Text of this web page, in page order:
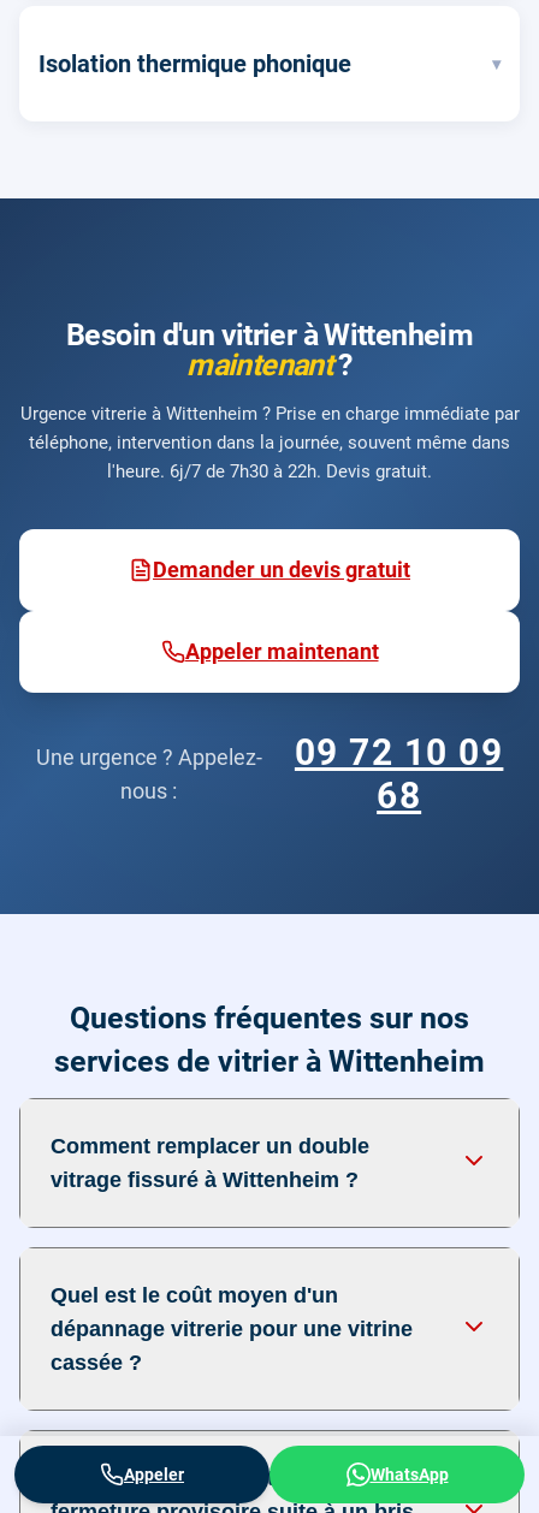
Isolation thermique phonique ▾
Besoin d'un vitrier à Wittenheim
maintenant?
Urgence vitrerie à Wittenheim ? Prise en charge immédiate par
téléphone, intervention dans la journée, souvent même dans
l'heure. 6j/7 de 7h30 à 22h. Devis gratuit.
Demander un devis gratuit
Appeler maintenant
Une urgence ? Appelez-
nous :
09 72 10 09
68
Questions fréquentes sur nos
services de vitrier à Wittenheim
Comment remplacer un double
vitrage fissuré à Wittenheim ?
Quel est le coût moyen d'un
dépannage vitrerie pour une vitrine
cassée ?
Quelles sont les solutions pour une
Appeler WhatsApp